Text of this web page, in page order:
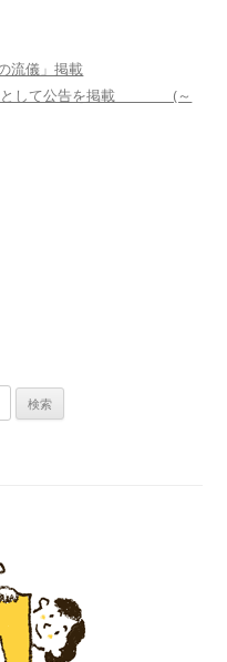
流儀」掲載
献として公告を掲載 (～